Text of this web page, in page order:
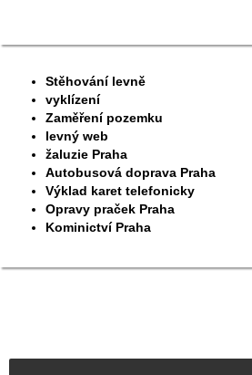
Stěhování levně
vyklízení
Zaměření pozemku
levný web
žaluzie Praha
Autobusová doprava Praha
Výklad karet telefonicky
Opravy praček Praha
Kominictví Praha